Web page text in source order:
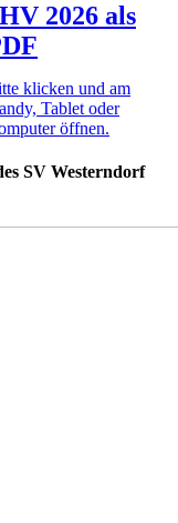
2026 als
klicken und am
Tablet oder
öffnen.
SV Westerndorf